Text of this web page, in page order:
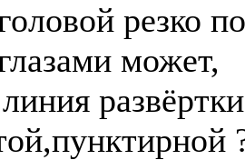
резко
может,